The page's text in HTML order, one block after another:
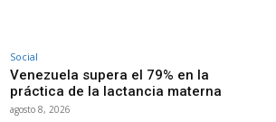
Social
Venezuela supera el 79% en la
práctica de la lactancia materna
agosto 8, 2026